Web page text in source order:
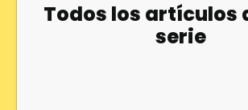
Todos los artículos
serie